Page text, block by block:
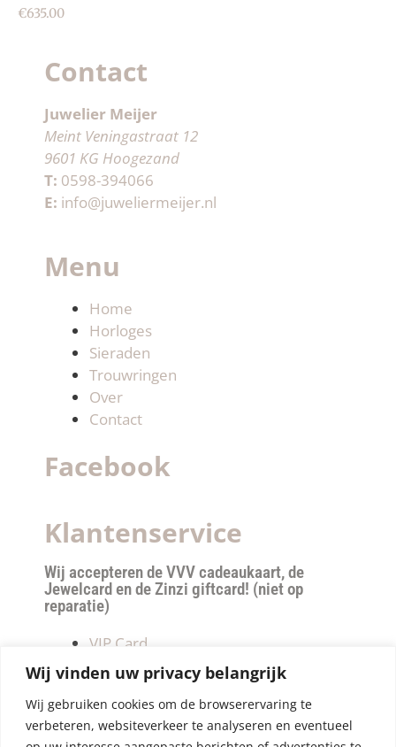
Wij vinden uw privacy belangrijk
Wij gebruiken cookies om de browserervaring te
verbeteren, websiteverkeer te analyseren en eventueel
€635.00
Contact
Juwelier Meijer
Meint Veningastraat 12
9601 KG Hoogezand
T: 0598-394066
E: info@juweliermeijer.nl
Menu
Home
Horloges
Sieraden
Trouwringen
Over
Contact
Facebook
Klantenservice
Wij accepteren de VVV cadeaukaart, de
Jewelcard en de Zinzi giftcard! (niet op
reparatie)
VIP Card
Retourneren
Betalen & verzendkosten
Privacy Policy
Algemene Voorwaarden